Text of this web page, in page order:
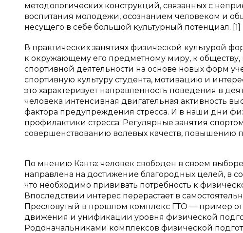
методологических конструкций, связанных с
воспитания молодежи, осознанием человеком и
несущего в себе большой культурный потенциал. [1]
В практических занятиях физической культурой
к окружающему его предметному миру, к
спортивной деятельности на основе новых форм
спортивную культуру студента, мотивацию и
это характеризует направленность поведения в
человека интенсивная двигательная активность
фактора предупреждения стресса. И в наши дни
профилактики стресса. Регулярные занятия
совершенствованию волевых качеств, повышению
По мнению Канта: человек свободен в своем
направлена на достижение благородных целей, в
что необходимо прививать потребность к
Впоследствии интерес перерастает в
Пресловутый в прошлом комплекс ГТО — пример
движения и унификации уровня физической
Родоначальниками комплексов физической